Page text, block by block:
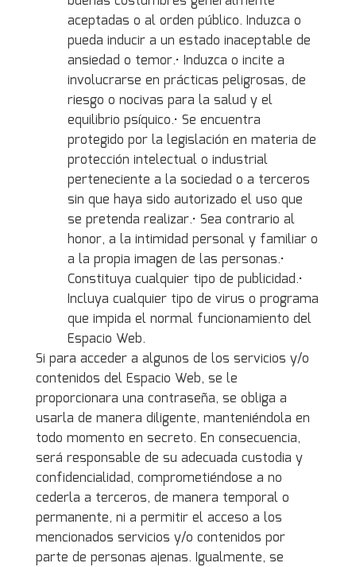
aceptadas o al orden público. Induzca o
pueda inducir a un estado inaceptable de
ansiedad o temor.• Induzca o incite a
involucrarse en prácticas peligrosas, de
riesgo o nocivas para la salud y el
equilibrio psíquico.• Se encuentra
protegido por la legislación en materia de
protección intelectual o industrial
perteneciente a la sociedad o a terceros
sin que haya sido autorizado el uso que
se pretenda realizar.• Sea contrario al
honor, a la intimidad personal y familiar o
a la propia imagen de las personas.•
Constituya cualquier tipo de publicidad.•
Incluya cualquier tipo de virus o programa
que impida el normal funcionamiento del
Espacio Web.
Si para acceder a algunos de los servicios y/o
contenidos del Espacio Web, se le
proporcionara una contraseña, se obliga a
usarla de manera diligente, manteniéndola en
todo momento en secreto. En consecuencia,
será responsable de su adecuada custodia y
confidencialidad, comprometiéndose a no
cederla a terceros, de manera temporal o
permanente, ni a permitir el acceso a los
mencionados servicios y/o contenidos por
parte de personas ajenas. Igualmente, se